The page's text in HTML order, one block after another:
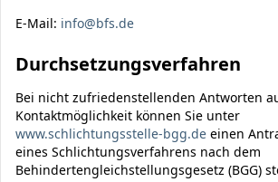
E-Mail: info@bfs.de
Durchsetzungsverfahren
Bei nicht zufriedenstellenden Antworten
Kontaktmöglichkeit können Sie unter
www.schlichtungsstelle-bgg.de einen
eines Schlichtungsverfahrens nach dem
Behindertengleichstellungsgesetz (BGG)